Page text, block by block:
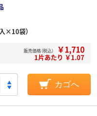
×10袋）
販売価格（税込） ￥1,710
1片あたり ￥1.07
カゴへ